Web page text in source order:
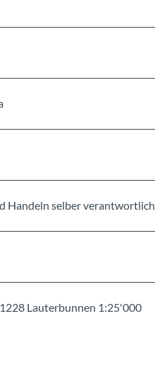
Handeln selber verantwortlich
Lauterbunnen 1:25'000